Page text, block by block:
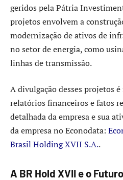
geridos pela Pátria
projetos envolvem a
modernização de ativos de
no setor de energia, como
linhas de transmissão.
A divulgação desses projetos
relatórios financeiros e fatos
detalhada da empresa e sua
da empresa no Econodata:
Brasil Holding XVII S.A..
A BR Hold XVII e o